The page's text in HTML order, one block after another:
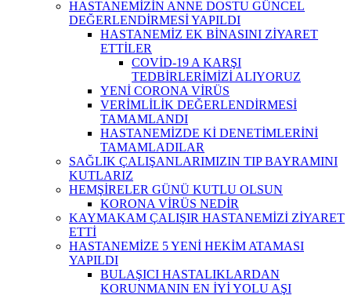
HASTANEMİZİN ANNE DOSTU GÜNCEL
DEĞERLENDİRMESİ YAPILDI
HASTANEMİZ EK BİNASINI ZİYARET
ETTİLER
COVİD-19 A KARŞI
TEDBİRLERİMİZİ ALIYORUZ
YENİ CORONA VİRÜS
VERİMLİLİK DEĞERLENDİRMESİ
TAMAMLANDI
HASTANEMİZDE Kİ DENETİMLERİNİ
TAMAMLADILAR
SAĞLIK ÇALIŞANLARIMIZIN TIP BAYRAMINI
KUTLARIZ
HEMŞİRELER GÜNÜ KUTLU OLSUN
KORONA VİRÜS NEDİR
KAYMAKAM ÇALIŞIR HASTANEMİZİ ZİYARET
ETTİ
HASTANEMİZE 5 YENİ HEKİM ATAMASI
YAPILDI
BULAŞICI HASTALIKLARDAN
KORUNMANIN EN İYİ YOLU AŞI